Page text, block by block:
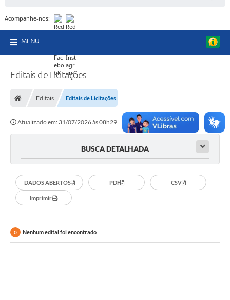
Acompanhe-nos:
MENU
Editais de Licitações
Editais Editais de Licitações
Atualizado em: 31/07/2026 às 08h29
BUSCA DETALHADA
DADOS ABERTOS PDF CSV
Imprimir
0 Nenhum edital foi encontrado